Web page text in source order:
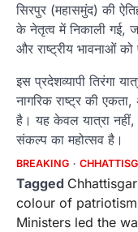
सिरपुर (महासमुंद) की
के नेतृत्व में निकाली गई,
और राष्ट्रीय भावनाओं को
इस प्रदेशव्यापी तिरंगा
नागरिक राष्ट्र की
है। यह केवल यात्रा
संकल्प का महोत्सव है।
BREAKING
Tagged
colour of patriotism
Ministers led the